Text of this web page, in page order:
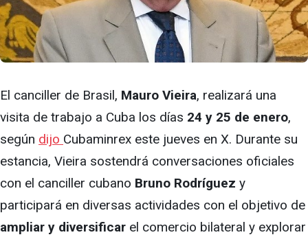
El canciller de Brasil, Mauro Vieira, realizará una
visita de trabajo a Cuba los días 24 y 25 de enero,
según dijo Cubaminrex este jueves en X. Durante su
estancia, Vieira sostendrá conversaciones oficiales
con el canciller cubano Bruno Rodríguez y
participará en diversas actividades con el objetivo de
ampliar y diversificar el comercio bilateral y explorar